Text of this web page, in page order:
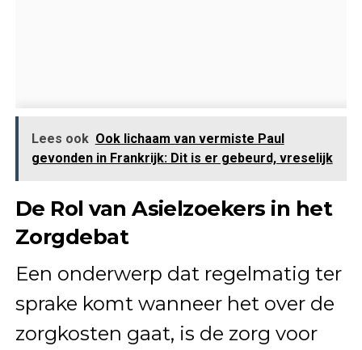
Lees ook Ook lichaam van vermiste Paul
gevonden in Frankrijk: Dit is er gebeurd, vreselijk
De Rol van Asielzoekers in het
Zorgdebat
Een onderwerp dat regelmatig ter
sprake komt wanneer het over de
zorgkosten gaat, is de zorg voor